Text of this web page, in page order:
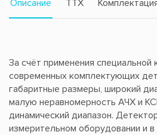
Описание TTX
За счёт применения специальной
современных комплектующих
габаритные размеры, широкий
малую неравномерность АЧХ и
динамический диапазон.
измерительном оборудовании и в